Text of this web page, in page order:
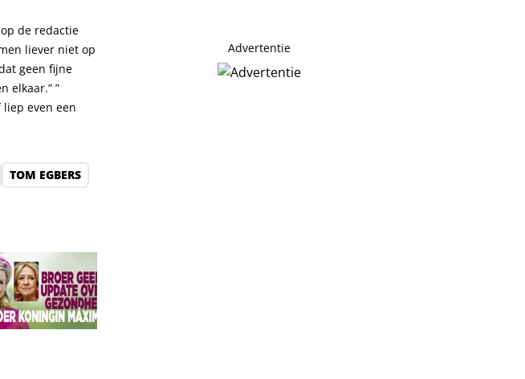
de redactie
liever niet op
geen fijne
elkaar.” ”
even een
TOM EGBERS
Advertentie